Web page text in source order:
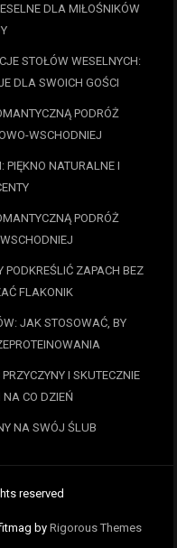
DLA MIŁOŚNIKÓW
STOŁÓW WESELNYCH:
DLA SWOICH GOŚCI
PODRÓŻ
WSCHODNIEJ
NATURALNE I
PODRÓŻ
PODKREŚLIĆ ZAPACH BEZ
FLAKONIK
JAK STOSOWAĆ, BY
I SKUTECZNIE
NA CO DZIEŃ
NA SWÓJ ŚLUB
reserved
by Rigorous Themes